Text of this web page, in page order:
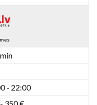
- 22:00